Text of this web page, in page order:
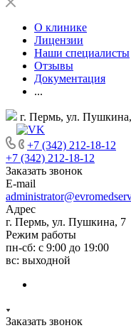
О клинике
Лицензии
Наши специалисты
Отзывы
Документация
...
г. Пермь, ул.
+7 (342) 212-18-12
+7 (342) 212-18-12
Заказать звонок
E-mail
Адрес
г. Пермь, ул. Пушкина, 7
Режим работы
пн-сб: с 9:00 до 19:00
вс: выходной
Заказать звонок